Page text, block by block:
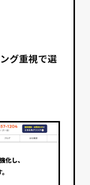
グ重視で選